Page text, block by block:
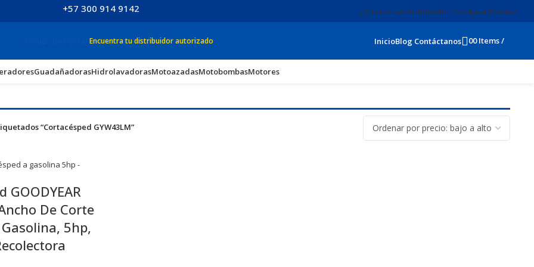
+57 300 914 9142 ¿Quieres ser distribuidor Goodyear Power?
Encuentra tu distribuidor autorizado InicioBlog Contáctanos 00Items/
GuadañadorasHidrolavadorasMotoazadasMotobombasMotores
“Cortacésped GYW43LM”
GOODYEAR
De Corte
5hp,